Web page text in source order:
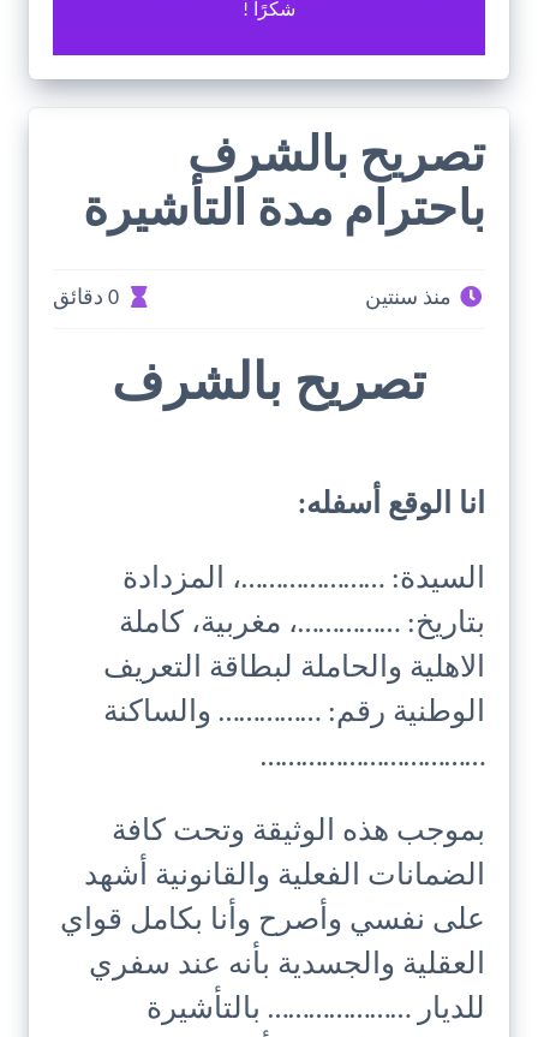
شكرًا !
تصريح بالشرف
باحترام مدة التأشيرة
منذ سنتين 0 دقائق
تصريح بالشرف
انا الوقع أسفله:
السيدة: …………………، المزدادة
بتاريخ: ……………، مغربية، كاملة
الاهلية والحاملة لبطاقة التعريف
الوطنية رقم: …………… والساكنة
……………………………
بموجب هذه الوثيقة وتحت كافة
الضمانات الفعلية والقانونية أشهد
على نفسي وأصرح وأنا بكامل قواي
العقلية والجسدية بأنه عند سفري
للديار ………………… بالتأشيرة